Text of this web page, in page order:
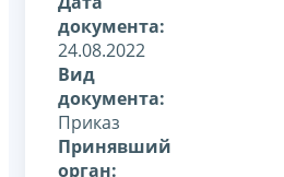
документа:
24.08.2022
Вид
документа:
Приказ
Принявший
орган: